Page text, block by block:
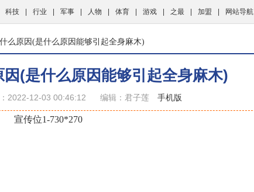
科技 行业 军事 人物 体育 游戏 之最 加盟 网站导航
么原因(是什么原因能够引起全身麻木)
(是什么原因能够引起全身麻木)
2022-12-03 00:46:12 编辑：君子莲 手机版
宣传位1-730*270